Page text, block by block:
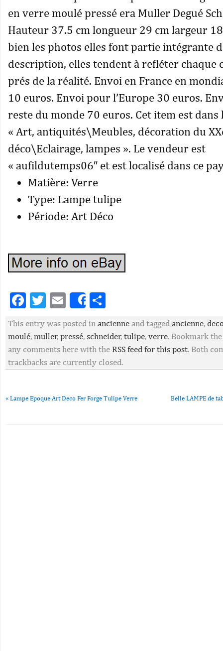
en verre moulé pressé era Muller Degué
Hauteur 37.5 cm longueur 29 cm largeur
bien les photos elles font partie intégrante
description, elles tendent à refléter chaque
prés de la réalité. Envoi en France en
10 euros. Envoi pour l’Europe 30 euros.
reste du monde 70 euros. Cet item est dans
« Art, antiquités\Meubles, décoration du
déco\Eclairage, lampes ». Le vendeur est
« aufildutemps06″ et est localisé dans ce
Matière: Verre
Type: Lampe tulipe
Période: Art Déco
Facebook
Twitter
EmailShare
This entry was posted in ancienne and tagged ancienne,
moulé, muller, pressé, schneider, tulipe, verre. Bookmark
any comments here with the RSS feed for this post. Both
trackbacks are currently closed.
« Lampe Epoque Art Deco Fer Forge Tulipe Verre Belle LAMPE de